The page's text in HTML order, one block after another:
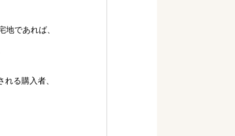
であれば、
る購入者、